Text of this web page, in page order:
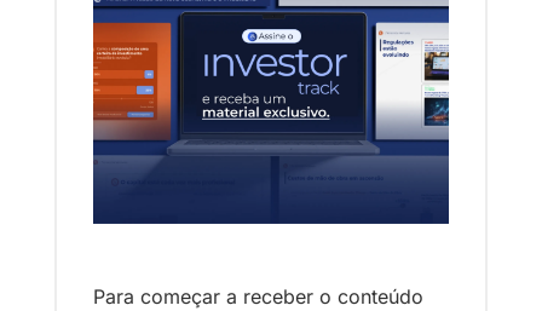
Para começar a receber o conteúdo